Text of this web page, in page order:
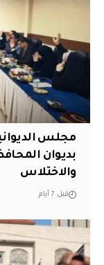
مجلس
بديوان
والاختلاس
قبل 7 أيام